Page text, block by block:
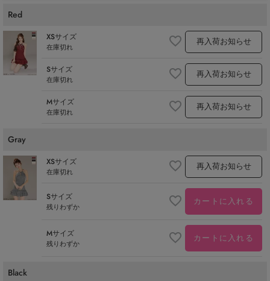
Red
XSサイズ
在庫切れ 再入荷お知らせ
Sサイズ
在庫切れ 再入荷お知らせ
Mサイズ
在庫切れ 再入荷お知らせ
Gray
XSサイズ
在庫切れ 再入荷お知らせ
Sサイズ
残りわずか カートに入れる
Mサイズ
残りわずか カートに入れる
Black